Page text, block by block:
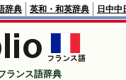
辞典 英和・和英辞典 日中中
ランス語辞典